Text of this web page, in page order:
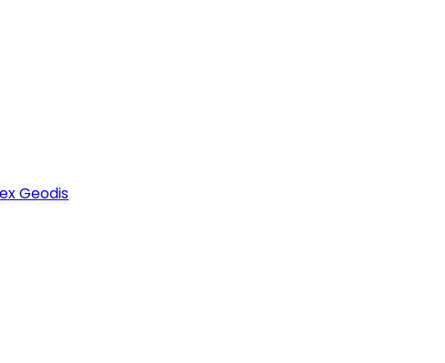
Geodis